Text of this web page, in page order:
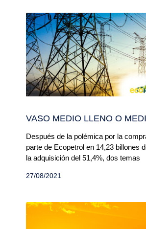
VASO MEDIO LLENO O
Después de la polémica por la
parte de Ecopetrol en 14,23 billones
la adquisición del 51,4%, dos temas
27/08/2021